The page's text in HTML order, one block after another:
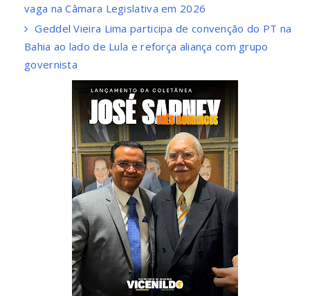
vaga na Câmara Legislativa em 2026
Geddel Vieira Lima participa de convenção do PT na
Bahia ao lado de Lula e reforça aliança com grupo
governista